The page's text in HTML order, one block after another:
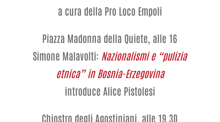
a cura della Pro Loco Empoli
Piazza Madonna della Quiete, alle 16
Simone Malavolti: Nazionalismi e “pulizia
etnica” in Bosnia-Erzegovina
introduce Alice Pistolesi
Chiostro degli Agostiniani, alle 19.30